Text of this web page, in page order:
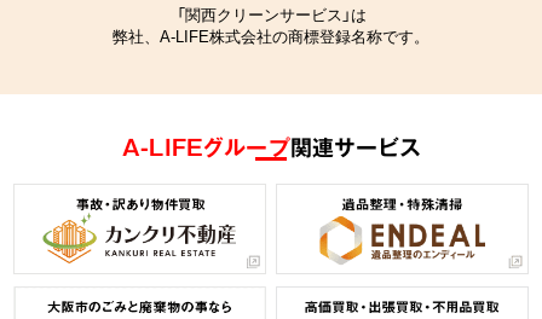
「関西クリーンサービス」は
弊社、A-LIFE株式会社の商標登録名称です。
A-LIFEグループ関連サービス